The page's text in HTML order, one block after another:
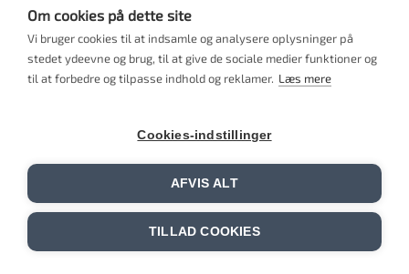
mandag den 19. august 2024
Beviser udstedt i juni og juli er nu
faktureret
mandag den 5. august 2024
Problemer med Dansk Førstehjælpsråds
bevissystem er løst
torsdag den 1. august 2024
Om cookies på dette site
Vi bruger cookies til at indsamle og analysere oplysninger på
stedet ydeevne og brug, til at give de sociale medier funktioner og
til at forbedre og tilpasse indhold og reklamer. Læs mere
Cookies-indstillinger
AFVIS ALT
TILLAD COOKIES